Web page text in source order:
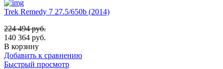
Trek Remedy 7 27.5/650b (2014)
224 494руб.
140 364 руб.
В корзину
Добавить к сравнению
Быстрый просмотр